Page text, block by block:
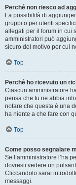
Perché non riesco ad
La possibilità di
gruppi o per utenti
allegati per il forum in cui
amministratori può
sicuro del motivo per cui
Top
Perché ho ricevuto un
Ciascun amministratore
pensa che tu ne abbia
notare che questa è una
ha niente a che fare con
Top
Come posso segnalare
Se l’amministratore l’ha
dovresti vedere un
Cliccandolo sarai
messaggi.